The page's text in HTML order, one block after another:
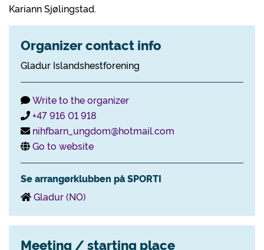
Kariann Sjølingstad.
Organizer contact info
Gladur Islandshestforening
Write to the organizer
+47 916 01 918
nihfbarn_ungdom@hotmail.com
Go to website
Se arrangørklubben på SPORTI
Gladur (NO)
Meeting / starting place